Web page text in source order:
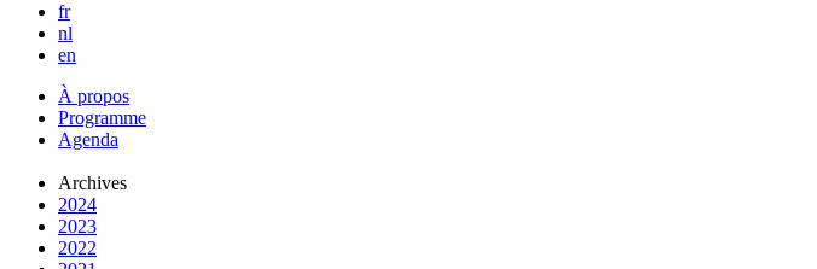
fr
nl
en
À propos
Programme
Agenda
Archives
2024
2023
2022